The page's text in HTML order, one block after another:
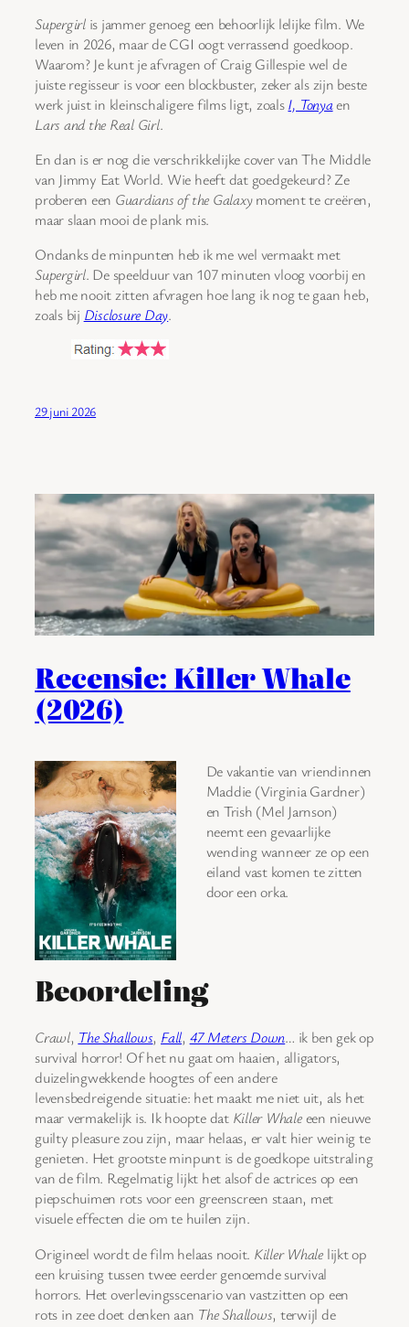
Supergirlis jammer genoeg een behoorlijk lelijke film. We
leven in 2026, maar de CGI oogt verrassend goedkoop.
Waarom? Je kunt je afvragen of Craig Gillespie wel de
juiste regisseur is voor een blockbuster, zeker als zijn beste
werk juist in kleinschaligere films ligt, zoalsI, Tonyaen
Lars and the Real Girl.
En dan is er nog die verschrikkelijke cover van The Middle
van Jimmy Eat World. Wie heeft dat goedgekeurd? Ze
proberen een Guardians of the Galaxymoment te creëren,
maar slaan mooi de plank mis.
Ondanks de minpunten heb ik me wel vermaakt met
Supergirl. De speelduur van 107 minuten vloog voorbij en
heb me nooit zitten afvragen hoe lang ik nog te gaan heb,
zoals bij Disclosure Day.
29 juni 2026
Recensie: Killer Whale
(2026)
De vakantie van vriendinnen
Maddie (Virginia Gardner)
en Trish (Mel Jarnson)
neemt een gevaarlijke
wending wanneer ze op een
eiland vast komen te zitten
door een orka.
Beoordeling
Crawl, The Shallows, Fall, 47 Meters Down… ik ben gek op
survival horror! Of het nu gaat om haaien, alligators,
duizelingwekkende hoogtes of een andere
levensbedreigende situatie: het maakt me niet uit, als het
maar vermakelijk is. Ik hoopte dat Killer Whaleeen nieuwe
guilty pleasure zou zijn, maar helaas, er valt hier weinig te
genieten. Het grootste minpunt is de goedkope uitstraling
van de film. Regelmatig lijkt het alsof de actrices op een
piepschuimen rots voor een greenscreen staan, met
visuele effecten die om te huilen zijn.
Origineel wordt de film helaas nooit. Killer Whale lijkt op
een kruising tussen twee eerder genoemde survival
horrors. Het overlevingsscenario van vastzitten op een
rots in zee doet denken aan The Shallows, terwijl de